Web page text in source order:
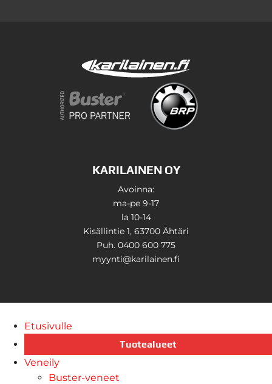
KARILAINEN OY
Avoinna:
ma-pe 9-17
la 10-14
Kisällintie 1, 63700 Ähtäri
Puh. 0400 600 775
myynti@karilainen.fi
Etusivulle
Tuotealueet
Veneily
Buster-veneet